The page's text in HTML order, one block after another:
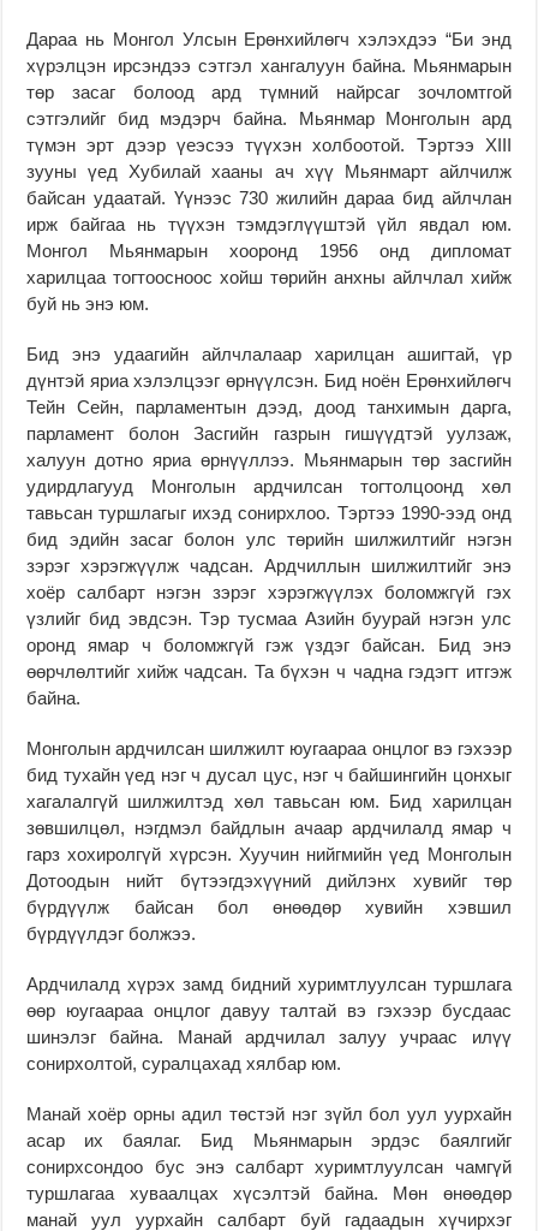
Дараа нь Монгол Улсын Ерөнхийлөгч хэлэхдээ “Би энд
хүрэлцэн ирсэндээ сэтгэл хангалуун байна. Мьянмарын
төр засаг болоод ард түмний найрсаг зочломтгой
сэтгэлийг бид мэдэрч байна. Мьянмар Монголын ард
түмэн эрт дээр үеэсээ түүхэн холбоотой. Тэртээ XIII
зууны үед Хубилай хааны ач хүү Мьянмарт айлчилж
байсан удаатай. Үүнээс 730 жилийн дараа бид айлчлан
ирж байгаа нь түүхэн тэмдэглүүштэй үйл явдал юм.
Монгол Мьянмарын хооронд 1956 онд дипломат
харилцаа тогтоосноос хойш төрийн анхны айлчлал хийж
буй нь энэ юм.
Бид энэ удаагийн айлчлалаар харилцан ашигтай, үр
дүнтэй яриа хэлэлцээг өрнүүлсэн. Бид ноён Ерөнхийлөгч
Тейн Сейн, парламентын дээд, доод танхимын дарга,
парламент болон Засгийн газрын гишүүдтэй уулзаж,
халуун дотно яриа өрнүүллээ. Мьянмарын төр засгийн
удирдлагууд Монголын ардчилсан тогтолцоонд хөл
тавьсан туршлагыг ихэд сонирхлоо. Тэртээ 1990-ээд онд
бид эдийн засаг болон улс төрийн шилжилтийг нэгэн
зэрэг хэрэгжүүлж чадсан. Ардчиллын шилжилтийг энэ
хоёр салбарт нэгэн зэрэг хэрэгжүүлэх боломжгүй гэх
үзлийг бид эвдсэн. Тэр тусмаа Азийн буурай нэгэн улс
оронд ямар ч боломжгүй гэж үздэг байсан. Бид энэ
өөрчлөлтийг хийж чадсан. Та бүхэн ч чадна гэдэгт итгэж
байна.
Монголын ардчилсан шилжилт юугаараа онцлог вэ гэхээр
бид тухайн үед нэг ч дусал цус, нэг ч байшингийн цонхыг
хагалалгүй шилжилтэд хөл тавьсан юм. Бид харилцан
зөвшилцөл, нэгдмэл байдлын ачаар ардчилалд ямар ч
гарз хохиролгүй хүрсэн. Хуучин нийгмийн үед Монголын
Дотоодын нийт бүтээгдэхүүний дийлэнх хувийг төр
бүрдүүлж байсан бол өнөөдөр хувийн хэвшил
бүрдүүлдэг болжээ.
Ардчилалд хүрэх замд бидний хуримтлуулсан туршлага
өөр юугаараа онцлог давуу талтай вэ гэхээр бусдаас
шинэлэг байна. Манай ардчилал залуу учраас илүү
сонирхолтой, суралцахад хялбар юм.
Манай хоёр орны адил төстэй нэг зүйл бол уул уурхайн
асар их баялаг. Бид Мьянмарын эрдэс баялгийг
сонирхсондоо бус энэ салбарт хуримтлуулсан чамгүй
туршлагаа хуваалцах хүсэлтэй байна. Мөн өнөөдөр
манай уул уурхайн салбарт буй гадаадын хүчирхэг